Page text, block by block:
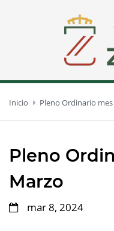
Inicio Pleno Ordinario
Pleno
Marzo
mar 8, 2024